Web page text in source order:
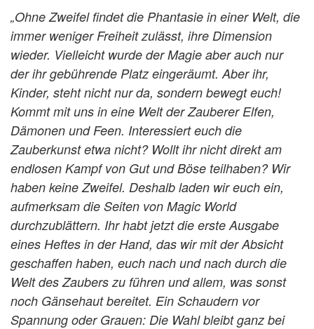
„Ohne Zweifel findet die Phantasie in einer Welt, die
immer weniger Freiheit zulässt, ihre Dimension
wieder. Vielleicht wurde der Magie aber auch nur
der ihr gebührende Platz eingeräumt. Aber ihr,
Kinder, steht nicht nur da, sondern bewegt euch!
Kommt mit uns in eine Welt der Zauberer Elfen,
Dämonen und Feen. Interessiert euch die
Zauberkunst etwa nicht? Wollt ihr nicht direkt am
endlosen Kampf von Gut und Böse teilhaben? Wir
haben keine Zweifel. Deshalb laden wir euch ein,
aufmerksam die Seiten von Magic World
durchzublättern. Ihr habt jetzt die erste Ausgabe
eines Heftes in der Hand, das wir mit der Absicht
geschaffen haben, euch nach und nach durch die
Welt des Zaubers zu führen und allem, was sonst
noch Gänsehaut bereitet. Ein Schaudern vor
Spannung oder Grauen: Die Wahl bleibt ganz bei